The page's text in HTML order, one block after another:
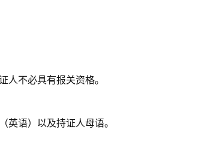
人不必具有报关资格。
英语）以及持证人母语。